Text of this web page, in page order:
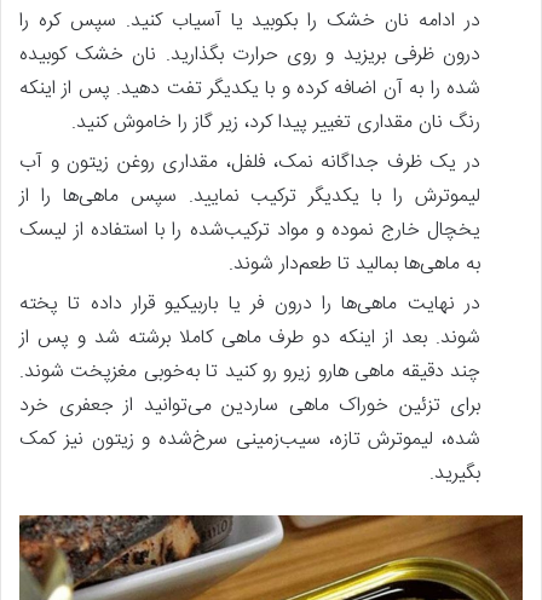
در ادامه نان خشک را بکوبید یا آسیاب کنید. سپس کره را
درون ظرفی بریزید و روی حرارت بگذارید. نان خشک کوبیده
شده را به آن اضافه کرده و با یکدیگر تفت دهید. پس‌ از اینکه
رنگ نان مقداری تغییر پیدا کرد، زیر گاز را خاموش کنید.
در یک ظرف جداگانه نمک، فلفل، مقداری روغن زیتون و آب
لیموترش را با یکدیگر ترکیب نمایید. سپس ماهی‌ها را از
یخچال خارج نموده و مواد ترکیب‌شده را با استفاده از لیسک
به ماهی‌ها بمالید تا طعم‌دار شوند.
در نهایت ماهی‌ها را درون فر یا باربیکیو قرار داده تا پخته
شوند. بعد از اینکه دو طرف ماهی کاملا برشته شد و پس‌ از
چند دقیقه ماهی هارو زیرو رو کنید تا به‌خوبی مغزپخت شوند.
برای تزئین خوراک ماهی ساردین می‌توانید از جعفری خرد
شده، لیموترش تازه، سیب‌زمینی سرخ‌شده و زیتون نیز کمک
بگیرید.